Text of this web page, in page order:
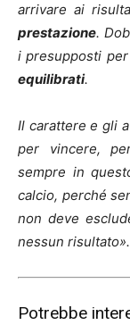
arrivare ai
prestazione.
i presupposti
equilibrati.
Il carattere e gli
per vincere,
sempre in
calcio, perché
non deve
nessun risultato».
Potrebbe